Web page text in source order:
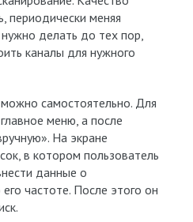
периодически меняя
делать до тех пор,
каналы для нужного
самостоятельно. Для
меню, а после
На экране
в котором пользователь
данные о
частоте. После этого он